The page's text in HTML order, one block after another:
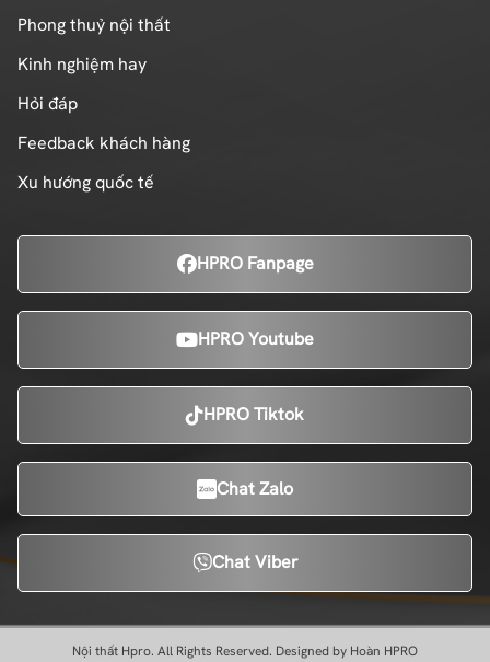
Phong thuỷ nội thất
Kinh nghiệm hay
Hỏi đáp
Feedback khách hàng
Xu hướng quốc tế
HPRO Fanpage
HPRO Youtube
HPRO Tiktok
Chat Zalo
Chat Viber
Nội thất Hpro. All Rights Reserved. Designed by Hoàn HPRO